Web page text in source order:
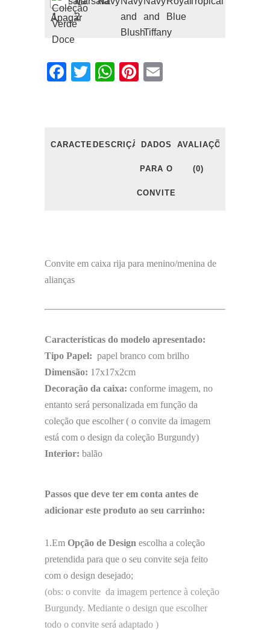
Apagar
Facebook
TwitterWhatsApp
Pinterest
CARACTERÍSTICAS
DESCRIÇÃODADOS
PARA O
CONVITE
AVALIAÇÕES
(0)
Convite em caixa rija para menino/menina de
alianças
Características do modelo apresentado:
Tipo Papel: papel branco com brilho
Dimensão: 17x17x2cm
Decoração da caixa: conforme imagem, no
entanto será personalizada em função da
coleção que escolher ( o convite da imagem
está com o design da coleção Burgundy)
Interior: balão
Passos que deve ter em conta antes de
adicionar este produto ao seu carrinho:
1.Em Opção de Design escolha a coleção
pretendida para que o seu convite seja feito
com o design desejado;
(obs: o convite da imagem pertence à coleção
Burgundy. Mediante o design que escolher
todo o convite será adaptado )